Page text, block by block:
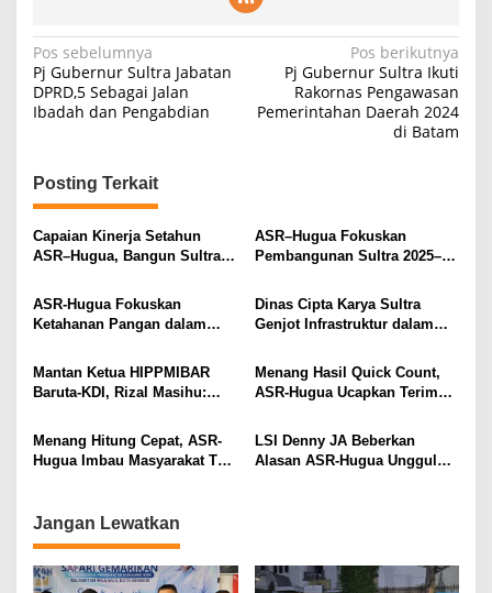
N
a
v
g
a
s
p
o
s
Pos sebelumnya
Pj Gubernur Sultra Jabatan
DPRD,5 Sebagai Jalan
Ibadah dan Pengabdian
Pos berikutnya
Pj Gubernur Sultra Ikuti
Rakornas Pengawasan
Pemerintahan Daerah 2024
di Batam
Posting Terkait
Capaian Kinerja Setahun
ASR–Hugua, Bangun Sultra
Berkelanjutan
ASR–Hugua Fokuskan
Pembangunan Sultra 2025–
Pemerataan
ASR-Hugua Fokuskan
Ketahanan Pangan dalam
Sultra 213 Ribu Hektare
Dinas Cipta Karya Sultra
Genjot Infrastruktur dalam
Hugua
Mantan Ketua HIPPMIBAR
Baruta-KDI, Rizal Masihu:
Putusan MK
Menang Hasil Quick Count,
ASR-Hugua Ucapkan Terima
Menang Hitung Cepat, ASR-
Hugua Imbau Masyarakat Tak
LSI Denny JA Beberkan
Alasan ASR-Hugua Unggul
Jangan Lewatkan